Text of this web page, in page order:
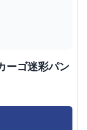
ーゴ迷彩パン